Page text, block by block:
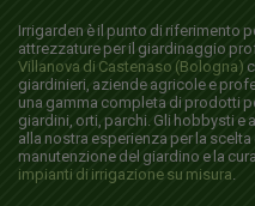
Irrigarden è il punto di riferimento
attrezzature per il giardinaggio
Villanova di Castenaso (Bologna)
giardinieri, aziende agricole e
una gamma completa di prodotti
giardini, orti, parchi. Gli hobbysti
alla nostra esperienza per la
manutenzione del giardino e la
impianti di irrigazione su misura.